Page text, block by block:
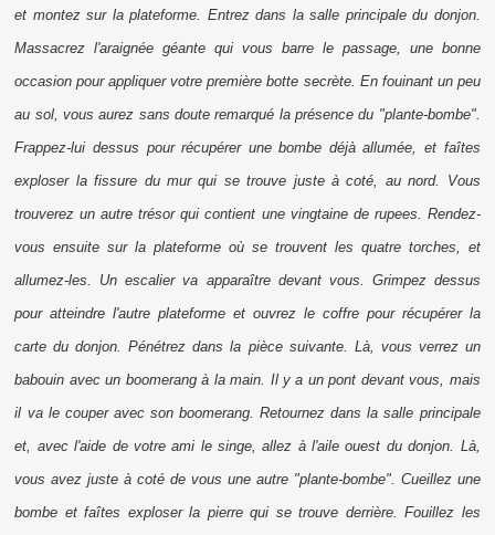
et montez sur la plateforme. Entrez dans la salle principale du donjon.
Massacrez l'araignée géante qui vous barre le passage, une bonne
occasion pour appliquer votre première botte secrète. En fouinant un peu
au sol, vous aurez sans doute remarqué la présence du "plante-bombe".
Frappez-lui dessus pour récupérer une bombe déjà allumée, et faîtes
exploser la fissure du mur qui se trouve juste à coté, au nord. Vous
trouverez un autre trésor qui contient une vingtaine de rupees . Rendez-
vous ensuite sur la plateforme où se trouvent les quatre torches, et
allumez-les. Un escalier va apparaître devant vous. Grimpez dessus
pour atteindre l'autre plateforme et ouvrez le coffre pour récupérer la
carte du donjon. Pénétrez dans la pièce suivante. Là, vous verrez un
babouin avec un boomerang à la main. Il y a un pont devant vous, mais
il va le couper avec son boomerang. Retournez dans la salle principale
et, avec l'aide de votre ami le singe, allez à l'aile ouest du donjon. Là,
vous avez juste à coté de vous une autre "plante-bombe". Cueillez une
bombe et faîtes exploser la pierre qui se trouve derrière. Fouillez les